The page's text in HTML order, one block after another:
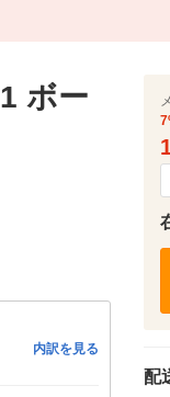
ボー
内訳を見る
配